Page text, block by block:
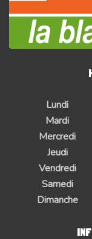
Lundi
Mardi
Mercredi
Jeudi
Vendredi
Samedi
Dimanche